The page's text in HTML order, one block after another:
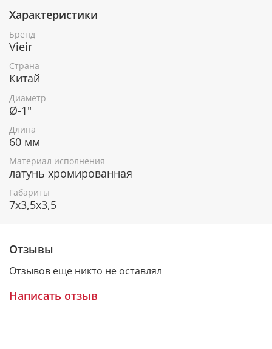
зданий. Максимальная температура - 120 С.
Максимальное давление - 10 bar.
Характеристики
Бренд
Vieir
Страна
Китай
Диаметр
Ø-1"
Длина
60 мм
Материал исполнения
латунь хромированная
Габариты
7x3,5x3,5
Отзывы
Отзывов еще никто не оставлял
Написать отзыв